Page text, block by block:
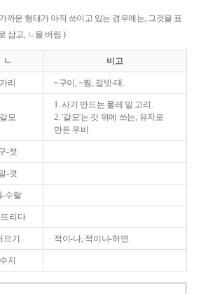
까운 형태가 아직 쓰이고 있는 경우에는, 그것을 표
삼고, ㄴ을 버림.)
ㄴ 비고
가리 ~구이, ~찜, 갈빗-대.
갈모
1. 사기 만드는 물레 밑 고리.
2. '갈모'는 갓 위에 쓰는, 유지로
만든 우비.
-젓
-겻
-수랄
리다
으기 적이-나, 적이나-하면.
수지